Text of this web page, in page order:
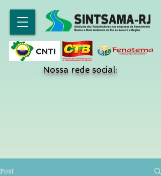
Nossa rede social:
Post